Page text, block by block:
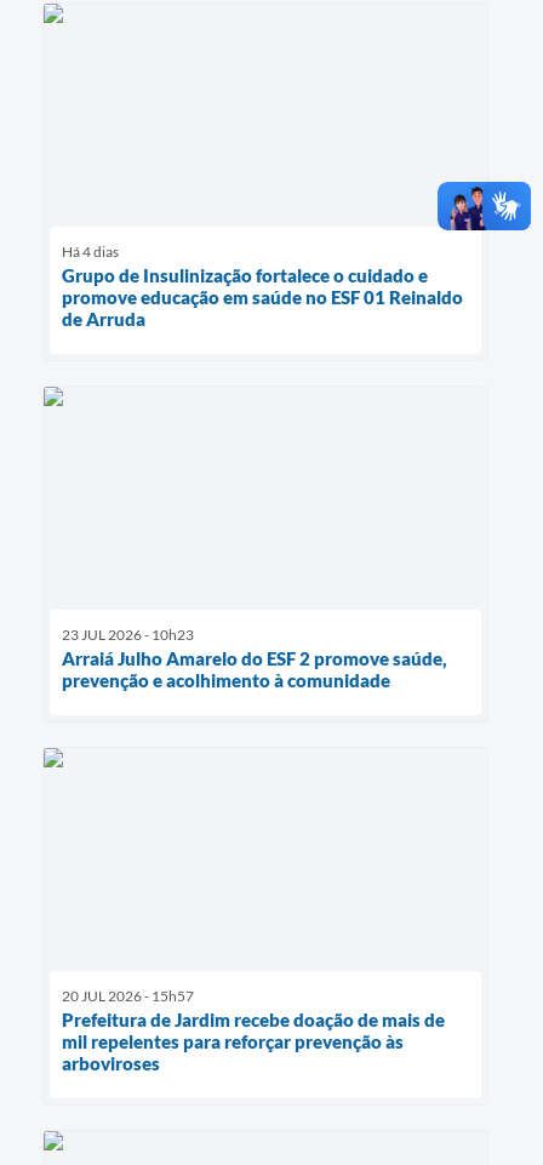
Há 4 dias
Grupo de Insulinização fortalece o cuidado e
promove educação em saúde no ESF 01 Reinaldo
de Arruda
23 JUL 2026 - 10h23
Arraiá Julho Amarelo do ESF 2 promove saúde,
prevenção e acolhimento à comunidade
20 JUL 2026 - 15h57
Prefeitura de Jardim recebe doação de mais de
mil repelentes para reforçar prevenção às
arboviroses